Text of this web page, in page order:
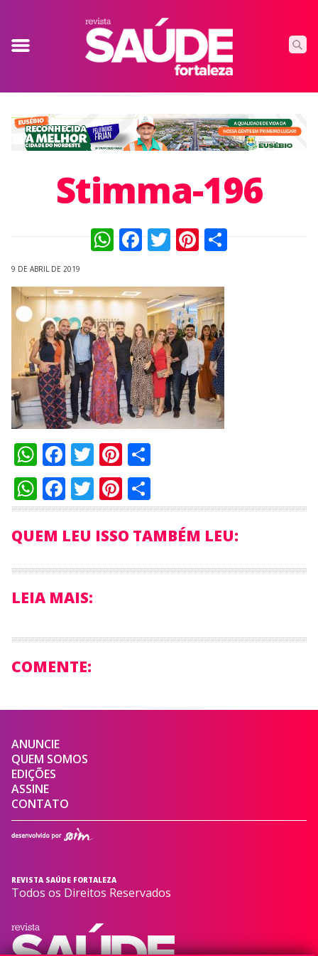
Stimma-196
WhatsApp
Facebook
TwitterPinterest
9 DE ABRIL DE 2019
WhatsApp
Facebook
Twitter
Pinterest
Compartilhar
WhatsApp
Facebook
Twitter
Pinterest
Compartilhar
QUEM LEU ISSO TAMBÉM LEU:
LEIA MAIS:
COMENTE:
ANUNCIE
QUEM SOMOS
EDIÇÕES
ASSINE
CONTATO
REVISTA SAÚDE FORTALEZA
Todos os Direitos Reservados